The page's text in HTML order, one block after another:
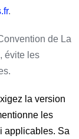
.
de La
évite les
la version
les
applicables. Sa